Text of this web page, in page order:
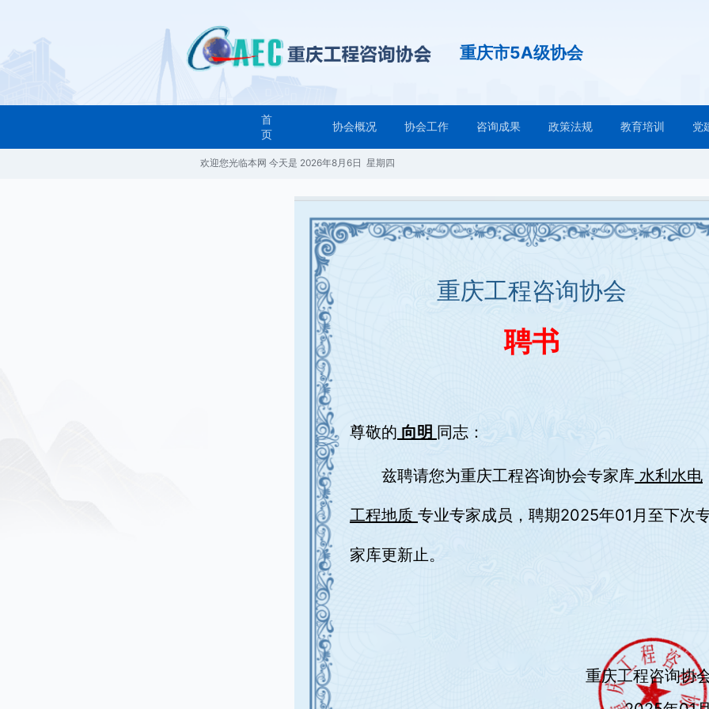
重庆市5A级协会
首
页
协会概况 协会工作 咨询成果 政策法规 教育培训 党
欢迎您光临本网 今天是 2026年8月6日 星期四
重庆工程咨询协会
聘书
尊敬的 向明 同志：
兹聘请您为重庆工程咨询协会专家库水利水电
工程地质 专业专家成员，聘期2025年01月至下次
家库更新止。
重庆工程咨询协